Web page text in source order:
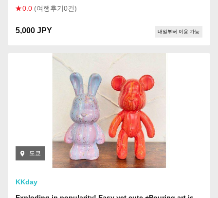
minutes walk from the station!
0.0 (여행후기0건)
5,000 JPY 내일부터 이용 가능
도쿄
KKday